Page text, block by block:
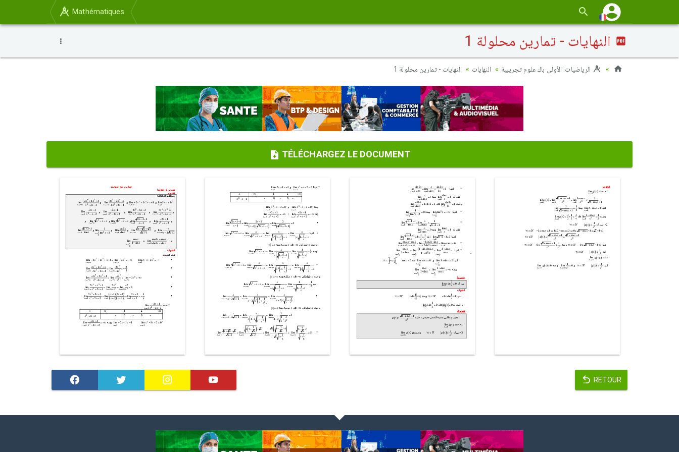
Mathématiques
النهايات - تمارين محلولة 1
الرياضيات: الأولى باك علوم تجريبية النهايات النهايات - تمارين محلولة 1
TÉLÉCHARGEZ LE DOCUMENT
RETOUR